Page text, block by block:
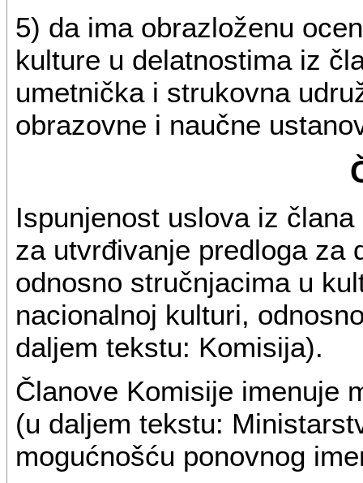
5) da ima obrazloženu
kulture u delatnostima iz
umetnička i strukovna
obrazovne i naučne
Ispunjenost uslova iz
za utvrđivanje predloga za
odnosno stručnjacima u
nacionalnoj kulturi,
daljem tekstu: Komisija).
Članove Komisije imenuje
(u daljem tekstu:
mogućnošću ponovnog